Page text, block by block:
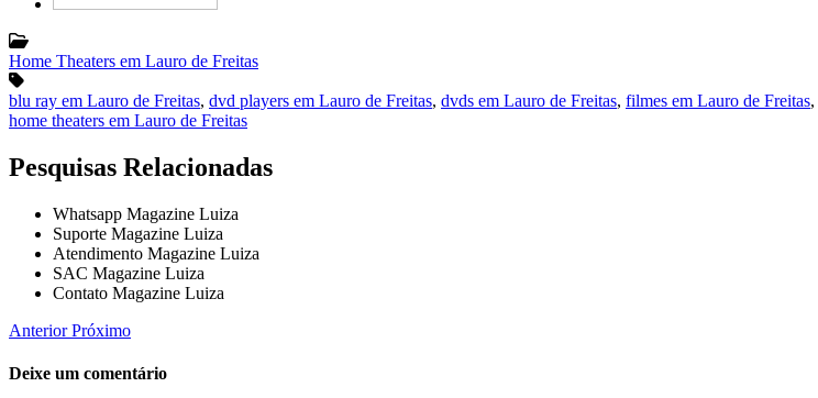
Home Theaters em Lauro de Freitas
blu ray em Lauro de Freitas, dvd players em Lauro de Freitas, dvds em Lauro de Freitas, filmes em Lauro de Freitas,
home theaters em Lauro de Freitas
Pesquisas Relacionadas
Whatsapp Magazine Luiza
Suporte Magazine Luiza
Atendimento Magazine Luiza
SAC Magazine Luiza
Contato Magazine Luiza
AnteriorPróximo
Deixe um comentário